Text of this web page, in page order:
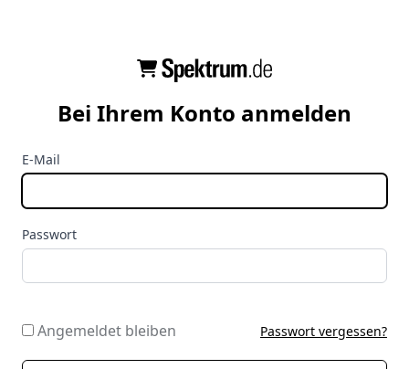
Bei Ihrem Konto anmelden
E-Mail
Passwort
Angemeldet bleiben Passwort vergessen?